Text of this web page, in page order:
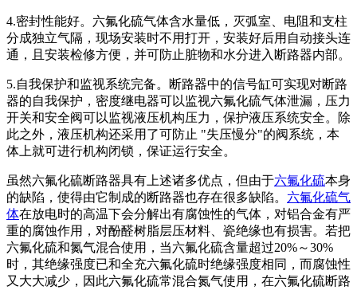
4.密封性能好。六氟化硫气体含水量低，灭弧室、电阻和支柱
分成独立气隔，现场安装时不用打开，安装好后用自动接头连
通，且安装检修方便，并可防止脏物和水分进入断路器内部。
5.自我保护和监视系统完备。断路器中的信号缸可实现对断路
器的自我保护，密度继电器可以监视六氟化硫气体泄漏，压力
开关和安全阀可以监视液压机构压力，保护液压系统安全。除
此之外，液压机构还采用了可防止 "失压慢分"的阀系统，本
体上就可进行机构闭锁，保证运行安全。
虽然六氟化硫断路器具有上述诸多优点，但由于六氟化硫本身
的缺陷，使得由它制成的断路器也存在很多缺陷。 六氟化硫气
体在放电时的高温下会分解出有腐蚀性的气体，对铝合金有严
重的腐蚀作用，对酚醛树脂层压材料、瓷绝缘也有损害。若把
六氟化硫和氮气混合使用，当六氟化硫含量超过20%～30%
时，其绝缘强度已和全充六氟化硫时绝缘强度相同，而腐蚀性
又大大减少，因此六氟化硫常混合氮气使用，在六氟化硫断路